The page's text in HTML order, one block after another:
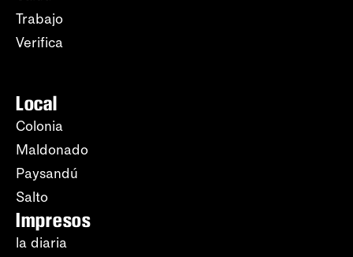
Trabajo
Verifica
Local
Colonia
Maldonado
Paysandú
Salto
Impresos
la diaria